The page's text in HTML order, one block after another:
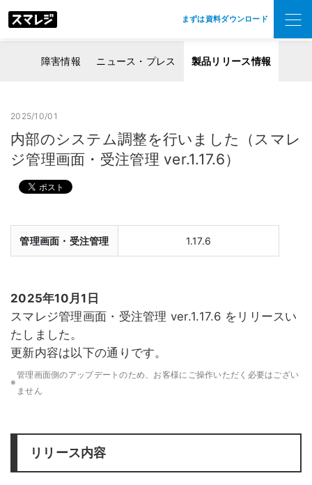
まずは資料ダウンロード
障害情報 ニュース・プレス 製品リリース情報
2025/10/01
内部のシステム調整を行いました（スマレ
ジ管理画面・受注管理 ver.1.17.6）
管理画面・受注管理 1.17.6
2025年10月1日
スマレジ管理画面・受注管理 ver.1.17.6 をリリースい
たしました。
更新内容は以下の通りです。
※
管理画面側のアップデートのため、お客様にご操作いただく必要はござい
ません
リリース内容